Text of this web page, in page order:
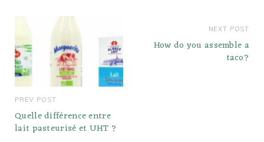
PREV POST
Quelle différence entre
lait pasteurisé et UHT ?
NEXT POST
How do you assemble a
taco?